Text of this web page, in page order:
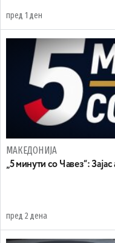
пред 1 ден
МАКЕДОНИЈА
„5 минути со Чавез“:
пред 2 дена